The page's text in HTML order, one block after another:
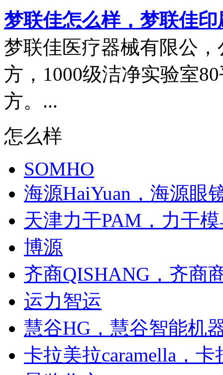
梦联佳怎么样，梦联佳
梦联佳医疗器械有限公
方，1000级洁净实验室
方。...
怎么样
SOMHO
海源HaiYuan，海源眼
天津力干PAM，力干
博源
齐商QISHANG，齐商
运力智运
慧谷HG，慧谷智能机
卡拉美拉caramella，